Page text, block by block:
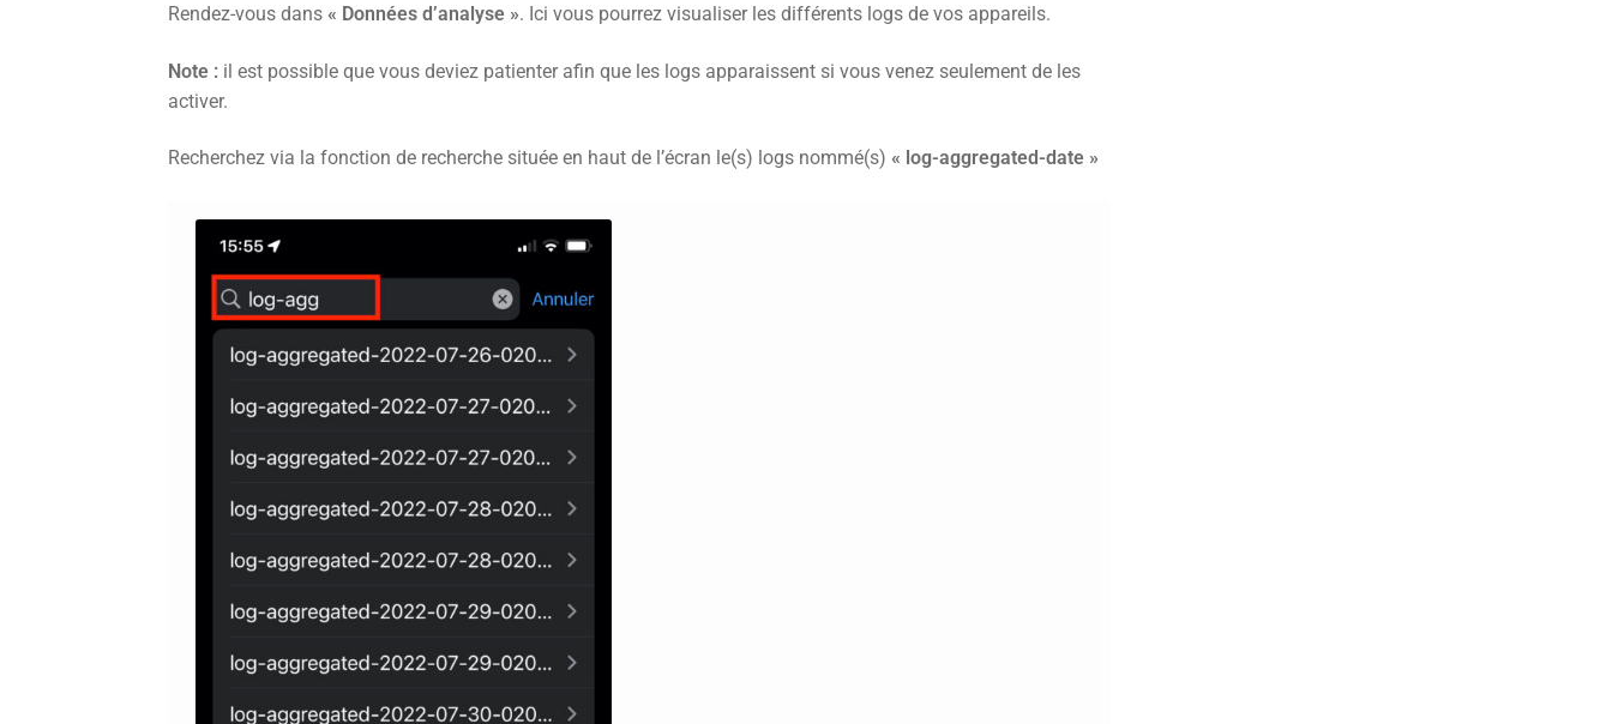
Rendez-vous dans « Données d’analyse ». Ici vous pourrez visualiser les différents logs de vos appareils.
Note : il est possible que vous deviez patienter afin que les logs apparaissent si vous venez seulement de les
activer.
Recherchez via la fonction de recherche située en haut de l’écran le(s) logs nommé(s) « log-aggregated-date »